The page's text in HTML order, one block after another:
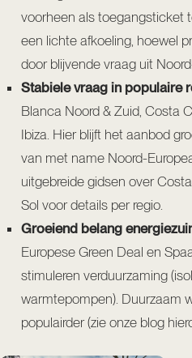
voorheen als toegangsticket
een lichte afkoeling, hoewel
door blijvende vraag uit
Stabiele vraag in populaire
Blanca Noord & Zuid, Costa
Ibiza. Hier blijft het aanbod
van met name Noord-
uitgebreide gidsen over
Sol voor details per regio.
Groeiend belang
Europese Green Deal en
stimuleren verduurzaming
warmtepompen). Duurzaam
populairder (zie onze blog